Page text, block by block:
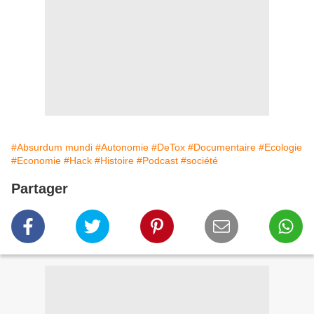
#Absurdum mundi #Autonomie #DeTox #Documentaire #Ecologie
#Economie #Hack #Histoire #Podcast #société
Partager